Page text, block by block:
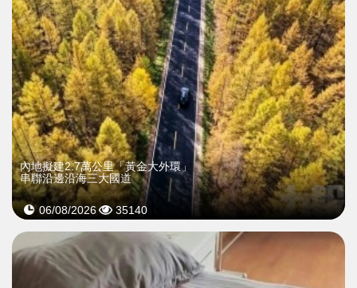
內地擬建2.7萬公里「黃金大外環」
串聯沿邊沿海三大國道
06/08/2026 35140